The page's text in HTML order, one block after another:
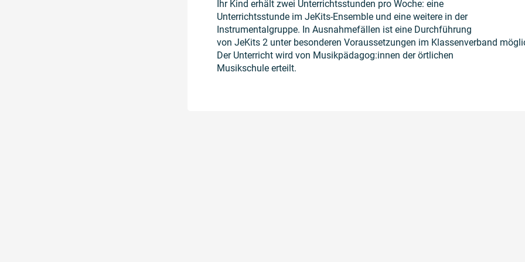
Ihr Kind erhält zwei Unterrichtsstunden pro Woche: eine
Unterrichtsstunde im JeKits-Ensemble und eine weitere in der
Instrumentalgruppe. In Ausnahmefällen ist eine Durchführung
von JeKits 2 unter besonderen Voraussetzungen im Klassenverband
Der Unterricht wird von Musikpädagog:innen der örtlichen
Musikschule erteilt.